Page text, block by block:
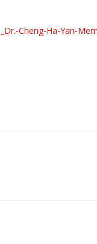
Cheng-Ha-Yan-